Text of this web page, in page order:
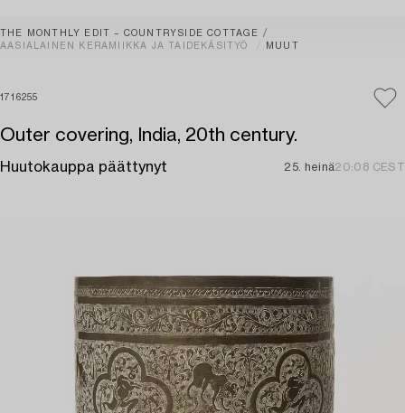
THE MONTHLY EDIT – COUNTRYSIDE COTTAGE
AASIALAINEN KERAMIIKKA JA TAIDEKÄSITYÖ
MUUT
1716255
Outer covering, India, 20th century.
Huutokauppa päättynyt 25. heinä20:08 CEST